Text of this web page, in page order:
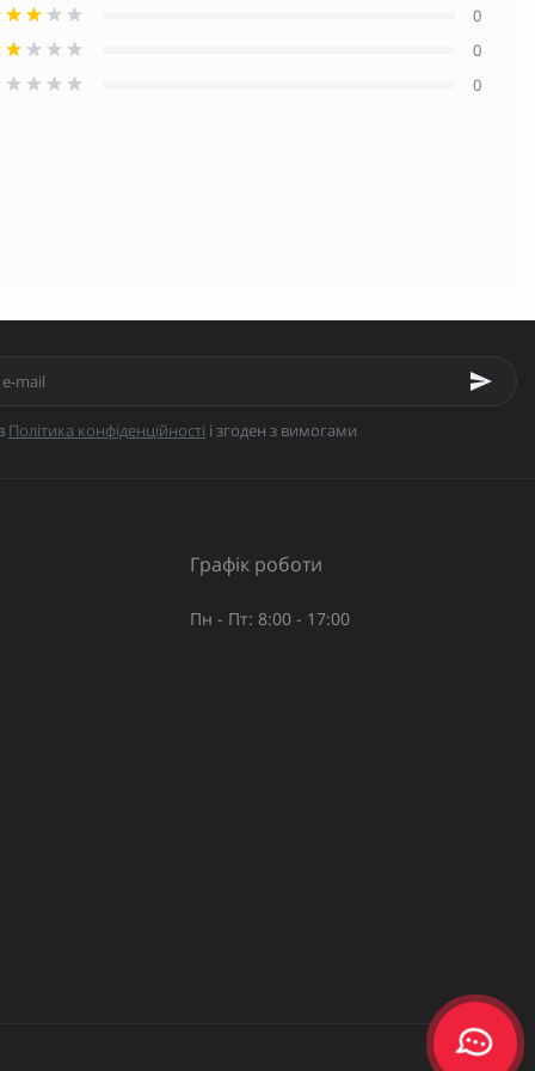
0
0
0
Політика конфіденційності і згоден з вимогами
Графік роботи
Пн - Пт: 8:00 - 17:00